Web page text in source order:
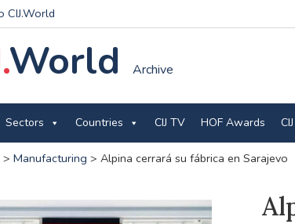
CIJ.World
World Archive
Sectors Countries CIJ TV HOF Awards
> Manufacturing > Alpina cerrará su fábrica en Sarajevo